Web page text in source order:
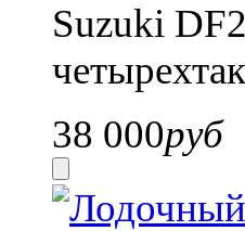
Suzuki
38 000руб